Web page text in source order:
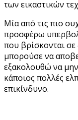
των εικαστικών
Μία από τις πιο
προσφέρω
που βρίσκονται σε
μπορούσε να
εξακολουθώ να
κάποιος πολλές
επικίνδυνο.